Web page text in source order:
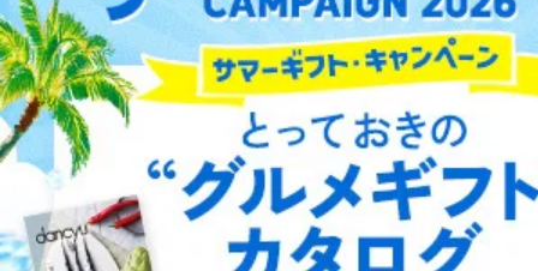
た者が法令の定める事務を遂行することに対して協力
する必要がある場合であって、本人の同意を得ること
により当該事務の遂行に支障を及ぼすおそれがあると
き。
上記２．の利用目的を実施するために守秘義務を結ん
だ企業に、業務の一部として個人情報の取扱いを委
託・提供する場合、その業務に必要な範囲で委託・提
供先企業に個人情報を開示することがあります。
委託・提供先企業は具体的には以下のような企業です
が、これらに限りません。
委託先：カスタマーサポート支援会社 、クレジッ
トカード決済などの決済代行・料金回収会社、広
総合案内
アフィリエイト 採用情報
プレスリリース お問い合わせ
利用規約プライバシーポリシー 特定商取引法に基づく表示
出版社の皆様へ
投資家の皆様へサイトマップ